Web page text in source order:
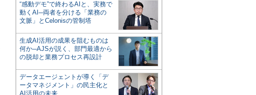
“感動デモ”で終わるAIと、実務で
動くAI─両者を分ける「業務の
文脈」とCelonisの管制塔
生成AI活用の成果を阻むものは
何か─AJSが説く、部門最適から
の脱却と業務プロセス再設計
データエージェントが導く「デ
ータマネジメント」の民主化と
AI活用の未来